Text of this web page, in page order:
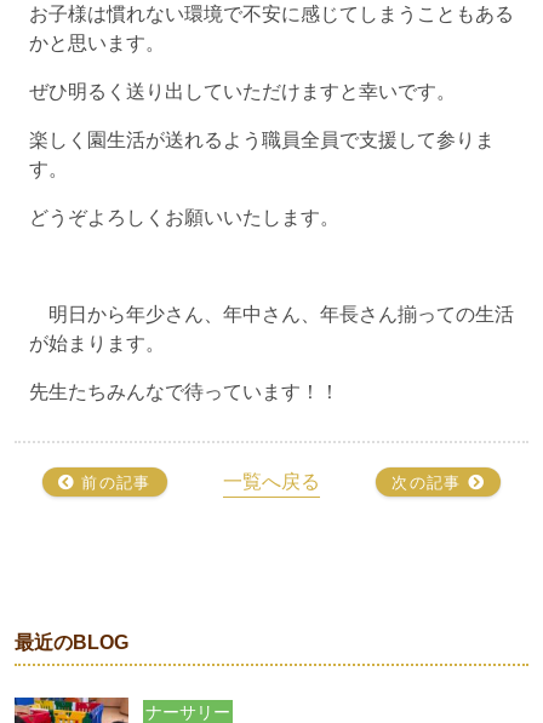
お子様は慣れない環境で不安に感じてしまうこともある
かと思います。
ぜひ明るく送り出していただけますと幸いです。
楽しく園生活が送れるよう職員全員で支援して参りま
す。
どうぞよろしくお願いいたします。
明日から年少さん、年中さん、年長さん揃っての生活
が始まります。
先生たちみんなで待っています！！
前の記事 一覧へ戻る 次の記事
最近のBLOG
ナーサリー